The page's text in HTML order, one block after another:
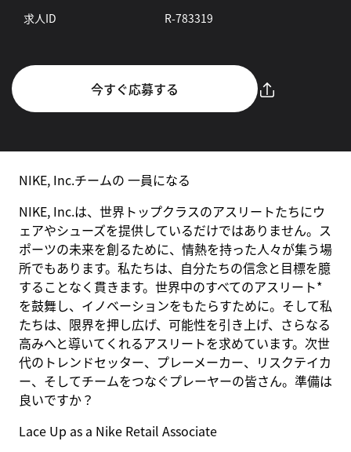
求人ID R-783319
今すぐ応募する
NIKE, Inc.チームの 一員になる
NIKE, Inc.は、世界トップクラスのアスリートたちにウ
ェアやシューズを提供しているだけではありません。ス
ポーツの未来を創るために、情熱を持った人々が集う場
所でもあります。私たちは、自分たちの信念と目標を臆
することなく貫きます。世界中のすべてのアスリート*
を鼓舞し、イノベーションをもたらすために。そして私
たちは、限界を押し広げ、可能性を引き上げ、さらなる
高みへと導いてくれるアスリートを求めています。次世
代のトレンドセッター、プレーメーカー、リスクテイカ
ー、そしてチームをつなぐプレーヤーの皆さん。準備は
良いですか？
Lace Up as a Nike Retail Associate